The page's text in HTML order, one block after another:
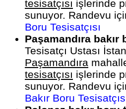
tesisatçısı işlerinde
sunuyor. Randevu
Boru Tesisatçısı
Paşamandıra bakır
Tesisatçı Ustası
Paşamandıra
tesisatçısı işlerinde
sunuyor. Randevu
Bakır Boru